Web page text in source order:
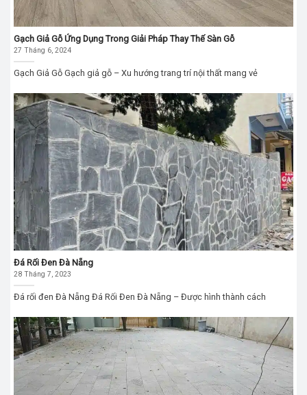
Gạch Giả Gỗ Ứng Dụng Trong Giải Pháp Thay Thế Sàn Gỗ
27 Tháng 6, 2024
Gạch Giả Gỗ Gạch giả gỗ – Xu hướng trang trí nội thất mang vẻ
Đá Rối Đen Đà Nẵng
28 Tháng 7, 2023
Đá rối đen Đà Nẵng Đá Rối Đen Đà Nẵng – Được hình thành cách